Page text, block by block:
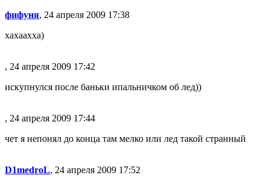
фифуня, 24 апреля 2009 17:38
хахаахха)
, 24 апреля 2009 17:42
искупнулся после баньки ипальничком об лед))
, 24 апреля 2009 17:44
чет я непонял до конца там мелко или лед такой странный
D1medroL, 24 апреля 2009 17:52